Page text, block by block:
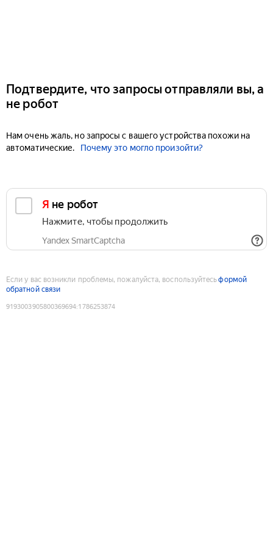
Подтвердите, что запросы отправляли вы, а
не робот
Нам очень жаль, но запросы с вашего устройства похожи на
автоматические.
Почему это могло произойти?
Я не робот
Нажмите, чтобы продолжить
Yandex SmartCaptcha
Если у вас возникли проблемы, пожалуйста, воспользуйтесьформой
обратной связи
9193003905800369694:1786253874